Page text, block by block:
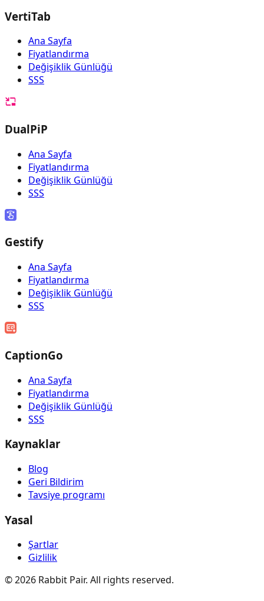
VertiTab
Ana Sayfa
Fiyatlandırma
Değişiklik Günlüğü
SSS
DualPiP
Ana Sayfa
Fiyatlandırma
Değişiklik Günlüğü
SSS
Gestify
Ana Sayfa
Fiyatlandırma
Değişiklik Günlüğü
SSS
CaptionGo
Ana Sayfa
Fiyatlandırma
Değişiklik Günlüğü
SSS
Kaynaklar
Blog
Geri Bildirim
Tavsiye programı
Yasal
Şartlar
Gizlilik
©2026 Rabbit Pair. All rights reserved.